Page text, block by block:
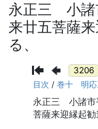
永正三 小諸
来廿五菩薩
る、